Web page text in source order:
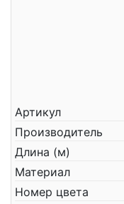
Артикул
Производитель
Длина (м)
Материал
Номер цвета